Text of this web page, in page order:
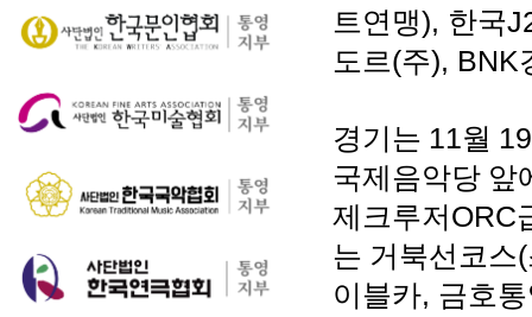
의 역사·문화·미식·야간
관광 자원을 연계한 다
운영하고, 통영 …
트연맹), 한국
도르(주), BNK
경기는 11월 19
국제음악당 앞
제크루저 ORC
는 거북선코스(
이블카, 금호